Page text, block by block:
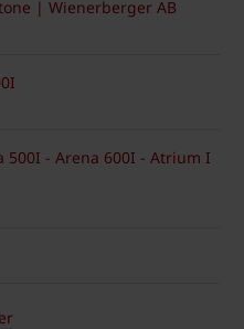
| Wienerberger AB
- Arena 600I - Atrium I